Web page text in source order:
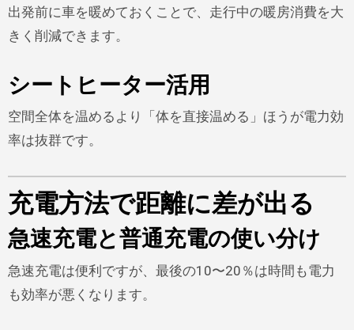
出発前に車を暖めておくことで、走行中の暖房消費を大
きく削減できます。
シートヒーター活用
空間全体を温めるより「体を直接温める」ほうが電力効
率は抜群です。
充電方法で距離に差が出る
急速充電と普通充電の使い分け
急速充電は便利ですが、最後の10〜20％は時間も電力
も効率が悪くなります。